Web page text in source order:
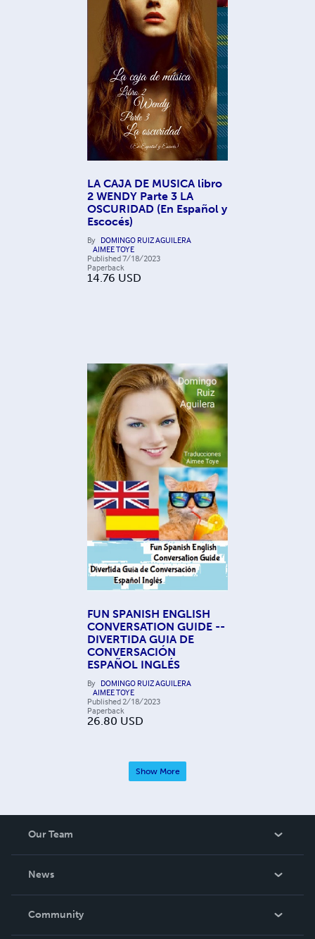
LA CAJA DE MUSICA libro
2 WENDY Parte 3 LA
OSCURIDAD (En Español y
Escocés)
By DOMINGO RUIZ AGUILERA
AIMEE TOYE
Published7/18/2023
Paperback
14.76 USD
FUN SPANISH ENGLISH
CONVERSATION GUIDE --
DIVERTIDA GUIA DE
CONVERSACIÓN
ESPAÑOL INGLÉS
By DOMINGO RUIZ AGUILERA
AIMEE TOYE
Published 2/18/2023
Paperback
26.80 USD
Show More
Our Team
News
In The News
Community